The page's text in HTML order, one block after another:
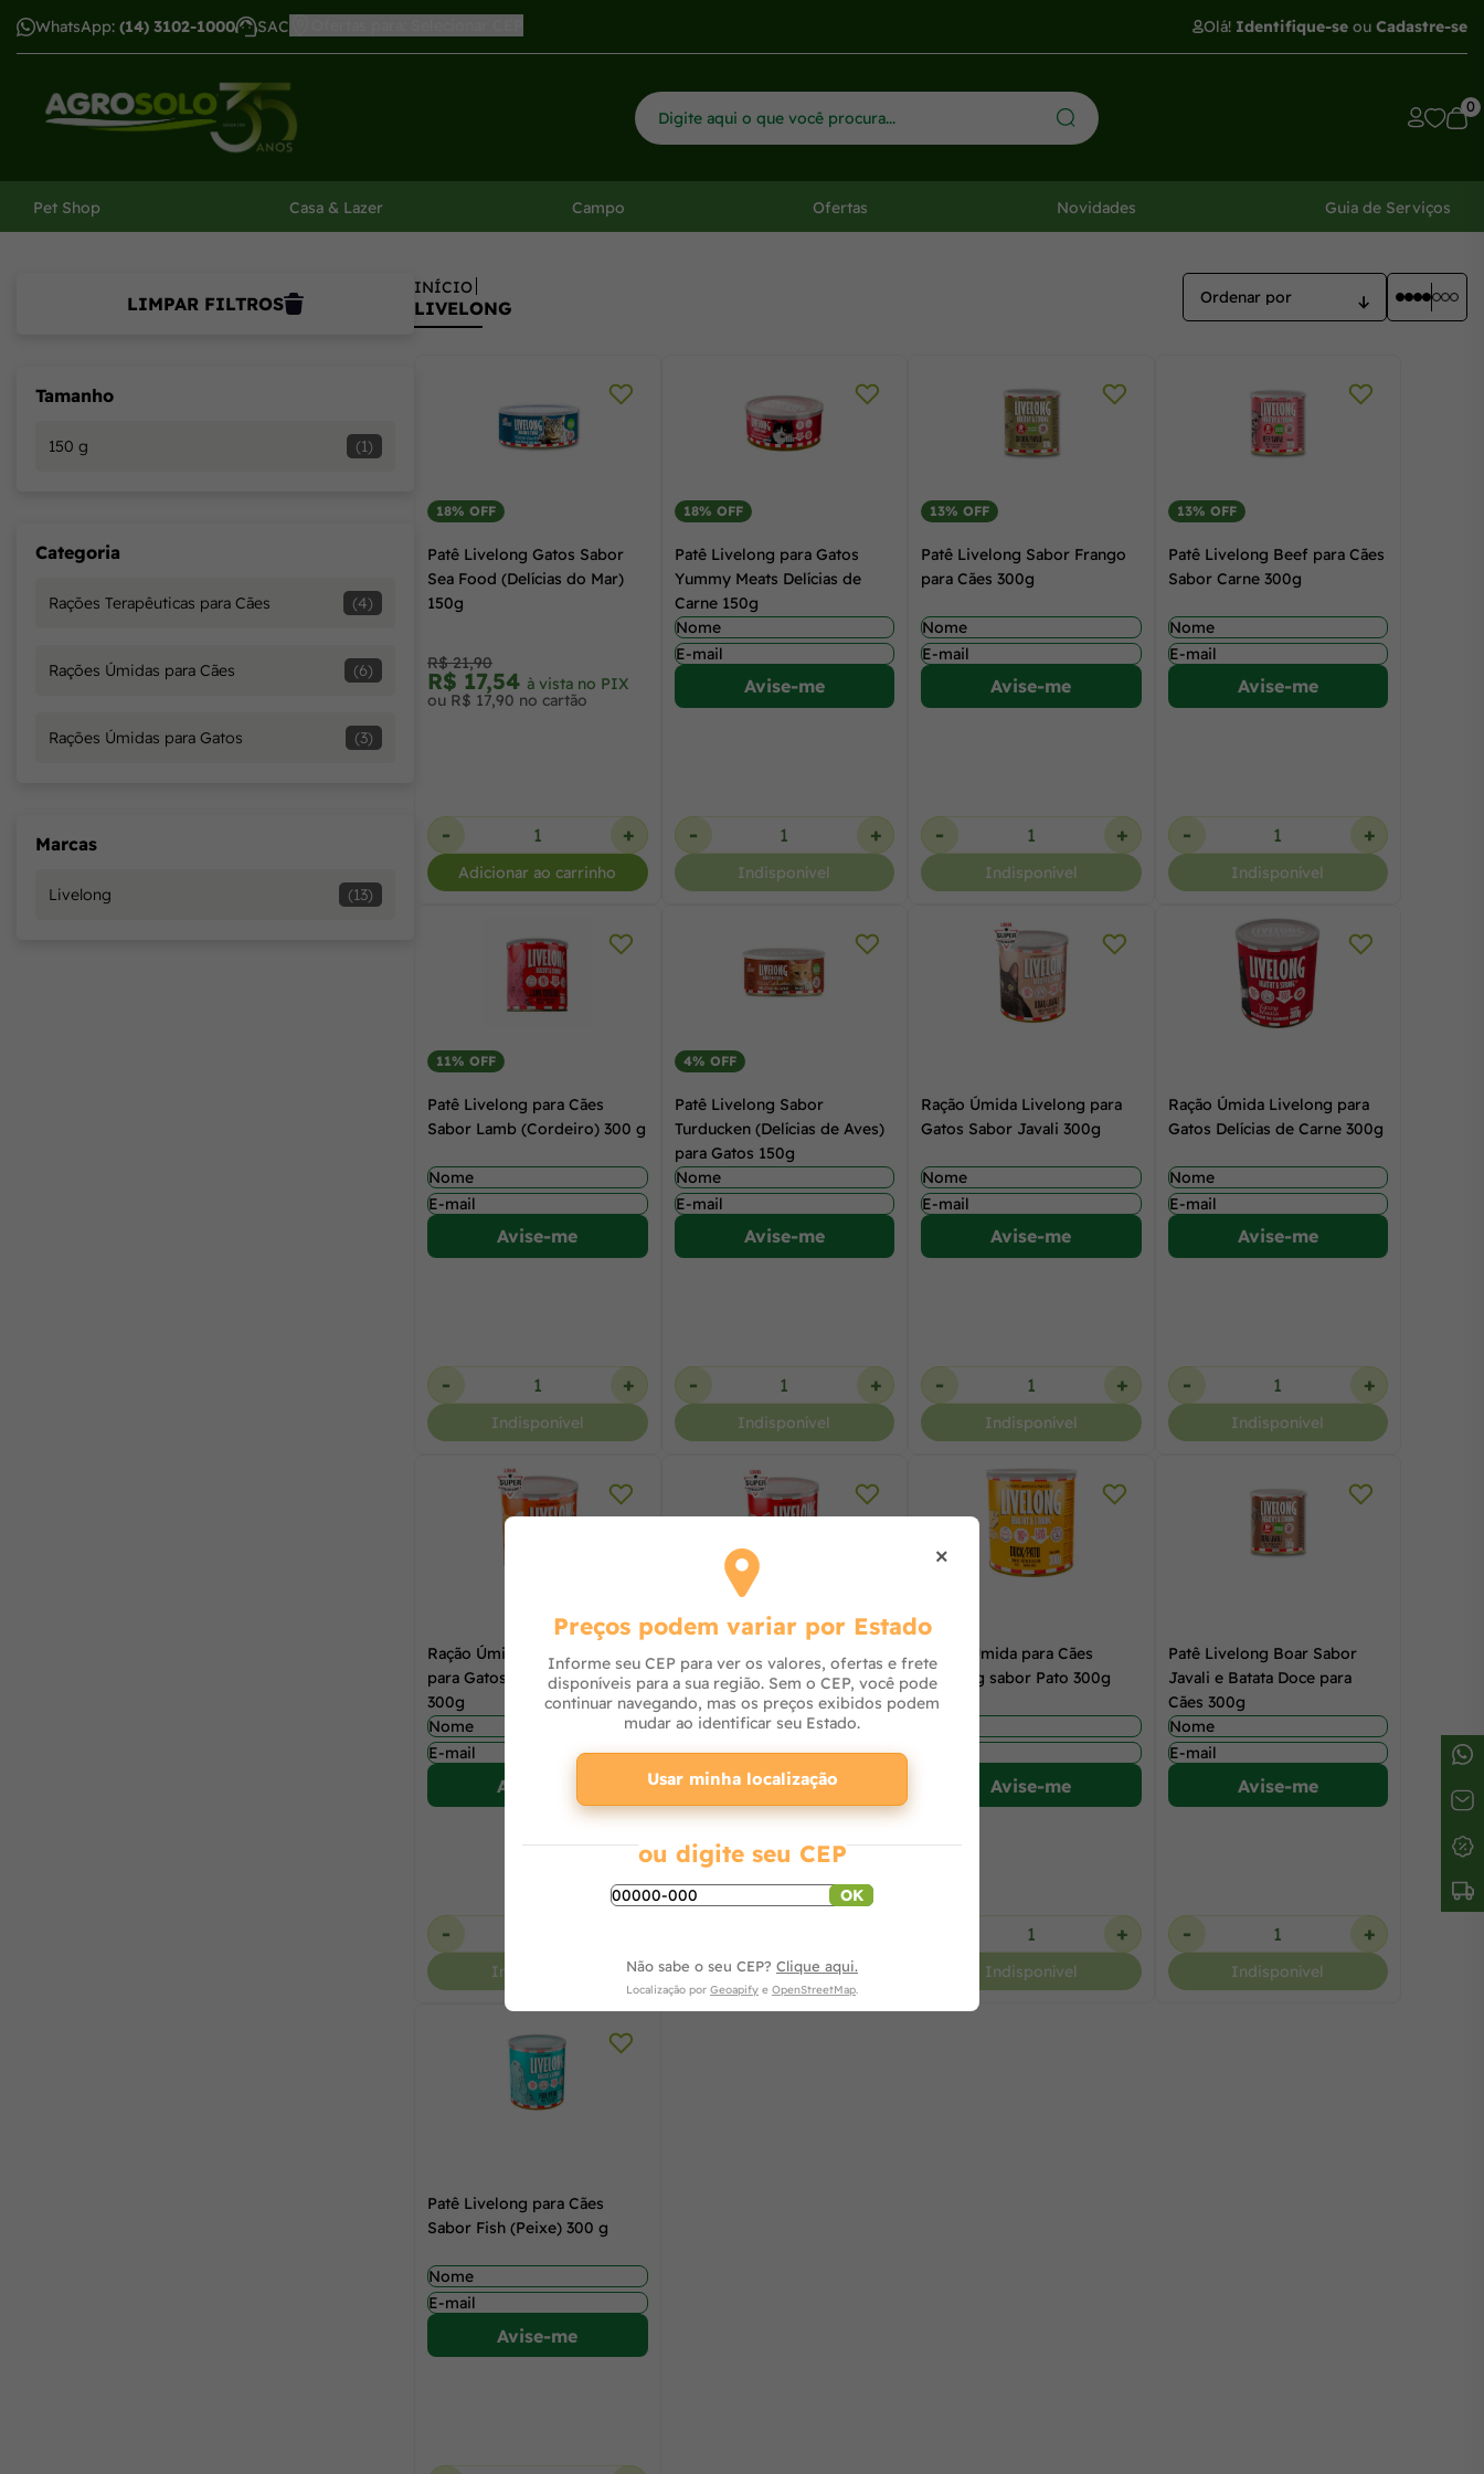
WhatsApp: (14) 3102-1000 SAC Olá! Identifique-se ou Cadastre-se
0
Pet Shop Casa & Lazer Campo Ofertas Novidades Guia de Serviços
menu
LIMPAR FILTROS
Tamanho
150 g (1)
Categoria
Rações Terapêuticas para Cães (4)
Rações Úmidas para Cães (6)
Rações Úmidas para Gatos (3)
Marcas
Livelong (13)
INÍCIO
LIVELONG
18% OFF
Patê Livelong Gatos Sabor
Sea Food (Delícias do Mar)
150g
R$ 21,90
R$ 17,54 à vista no PIX
ou R$ 17,90 no cartão
- +
Adicionar ao carrinho
18% OFF
Patê Livelong para Gatos
Yummy Meats Delícias de
Carne 150g
Avise-me
- +
Indisponível
13% OFF
Patê Livelong Sabor Frango
para Cães 300g
Avise-me
- +
Indisponível
13% OFF
Patê Livelong Beef para Cães
Sabor Carne 300g
Avise-me
- +
Indisponível
11% OFF
Patê Livelong para Cães
Sabor Lamb (Cordeiro) 300 g
Avise-me
- +
Indisponível
4% OFF
Patê Livelong Sabor
Turducken (Delícias de Aves)
para Gatos 150g
Avise-me
- +
Indisponível
Ração Úmida Livelong para
Gatos Sabor Javali 300g
Avise-me
- +
Indisponível
Ração Úmida Livelong para
Gatos Delícias de Carne 300g
Avise-me
- +
Indisponível
Ração Úmida Lata Livelong
para Gatos Delicias de Aves
300g
Avise-me
-
Indisponível
Ração Úmida para Gatos
Livelong Sabor Cordeiro
300g
Avise-me
Indisponível
Ração Úmida para Cães
Livelong sabor Pato 300g
Avise-me
+
Indisponível
Patê Livelong Boar Sabor
Javali e Batata Doce para
Cães 300g
Avise-me
- +
Indisponível
Patê Livelong para Cães
Sabor Fish (Peixe) 300 g
Avise-me
×
Preços podem variar por Estado
Informe seu CEP para ver os valores, ofertas e frete
disponíveis para a sua região. Sem o CEP, você pode
continuar navegando, mas os preços exibidos podem
mudar ao identificar seu Estado.
Usar minha localização
ou digite seu CEP
OK
Não sabe o seu CEP? Clique aqui.
Localização por Geoapify e OpenStreetMap